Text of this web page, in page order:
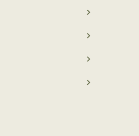
navigate_next
navigate_next
navigate_next
navigate_next